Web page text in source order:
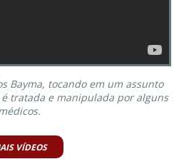
Bayma, tocando em um assunto
tratada e manipulada por alguns
VÍDEOS